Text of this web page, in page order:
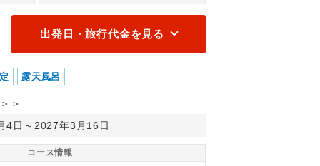
出発日・旅行代金を見る
露天風呂
＞
4日～2027年3月16日
コース情報